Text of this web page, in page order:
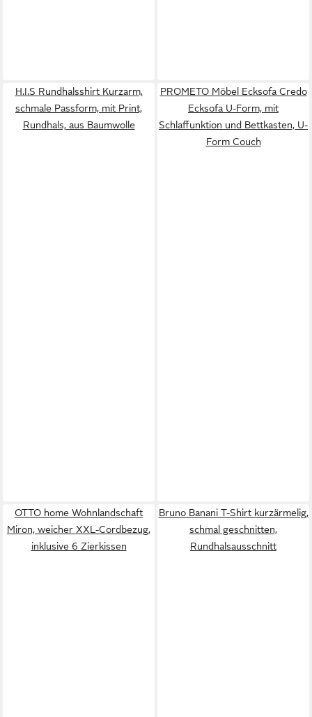
H.I.S Rundhalsshirt Kurzarm,
schmale Passform, mit Print,
Rundhals, aus Baumwolle
PROMETO Möbel Ecksofa Credo
Ecksofa U-Form, mit
Schlaffunktion und Bettkasten, U-
Form Couch
OTTO home Wohnlandschaft
Miron, weicher XXL-Cordbezug,
inklusive 6 Zierkissen
Bruno Banani T-Shirt kurzärmelig,
schmal geschnitten,
Rundhalsausschnitt